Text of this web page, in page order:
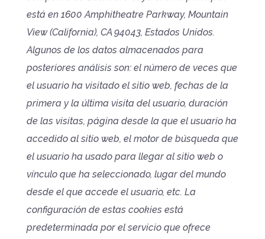
está en 1600 Amphitheatre Parkway, Mountain
View (California), CA 94043, Estados Unidos.
Algunos de los datos almacenados para
posteriores análisis son: el número de veces que
el usuario ha visitado el sitio web, fechas de la
primera y la última visita del usuario, duración
de las visitas, página desde la que el usuario ha
accedido al sitio web, el motor de búsqueda que
el usuario ha usado para llegar al sitio web o
vínculo que ha seleccionado, lugar del mundo
desde el que accede el usuario, etc. La
configuración de estas cookies está
predeterminada por el servicio que ofrece